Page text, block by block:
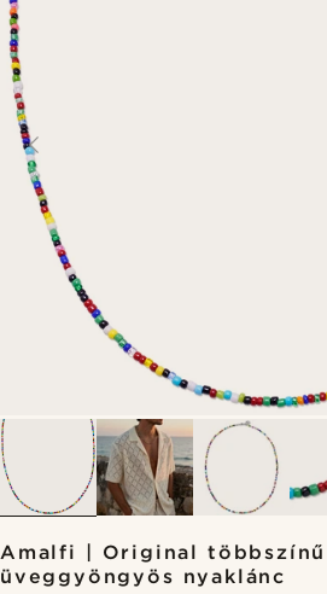
Amalfi | Original többszínű
üveggyöngyös nyaklánc